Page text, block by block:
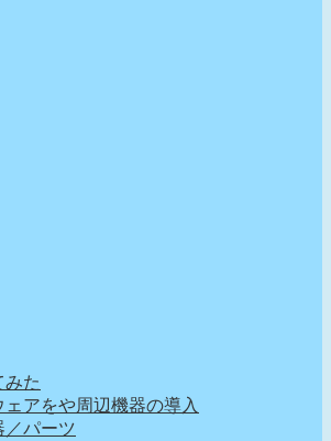
みた
ェアをや周辺機器の導入
／パーツ